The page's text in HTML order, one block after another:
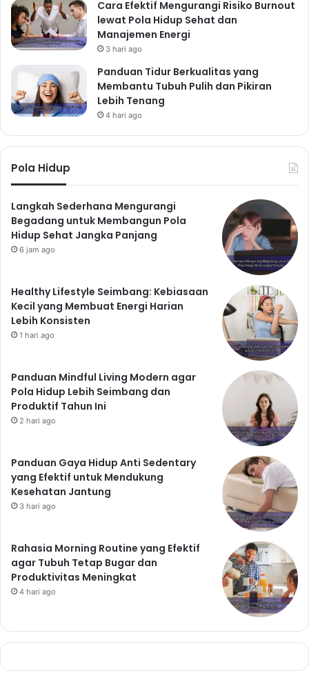
Cara Efektif Mengurangi Risiko Burnout
lewat Pola Hidup Sehat dan
Manajemen Energi
3 hari ago
Panduan Tidur Berkualitas yang
Membantu Tubuh Pulih dan Pikiran
Lebih Tenang
4 hari ago
Pola Hidup
Langkah Sederhana Mengurangi
Begadang untuk Membangun Pola
Hidup Sehat Jangka Panjang
6 jam ago
Healthy Lifestyle Seimbang: Kebiasaan
Kecil yang Membuat Energi Harian
Lebih Konsisten
1 hari ago
Panduan Mindful Living Modern agar
Pola Hidup Lebih Seimbang dan
Produktif Tahun Ini
2 hari ago
Panduan Gaya Hidup Anti Sedentary
yang Efektif untuk Mendukung
Kesehatan Jantung
3 hari ago
Rahasia Morning Routine yang Efektif
agar Tubuh Tetap Bugar dan
Produktivitas Meningkat
4 hari ago